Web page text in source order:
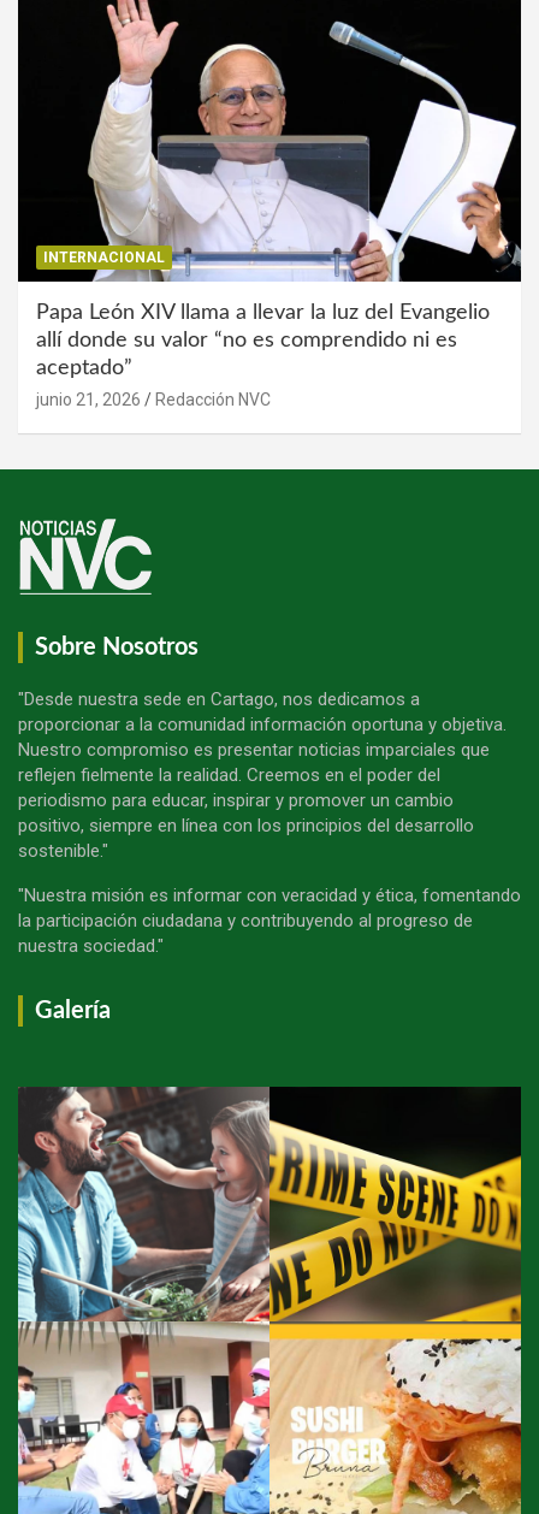
INTERNACIONAL
Papa León XIV llama a llevar la luz del Evangelio
allí donde su valor “no es comprendido ni es
aceptado”
junio 21, 2026 Redacción NVC
Sobre Nosotros
"Desde nuestra sede en Cartago, nos dedicamos a
proporcionar a la comunidad información oportuna y objetiva.
Nuestro compromiso es presentar noticias imparciales que
reflejen fielmente la realidad. Creemos en el poder del
periodismo para educar, inspirar y promover un cambio
positivo, siempre en línea con los principios del desarrollo
sostenible."
"Nuestra misión es informar con veracidad y ética, fomentando
la participación ciudadana y contribuyendo al progreso de
nuestra sociedad."
Galería